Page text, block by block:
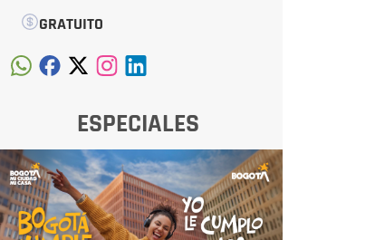
GRATUITO
ESPECIALES